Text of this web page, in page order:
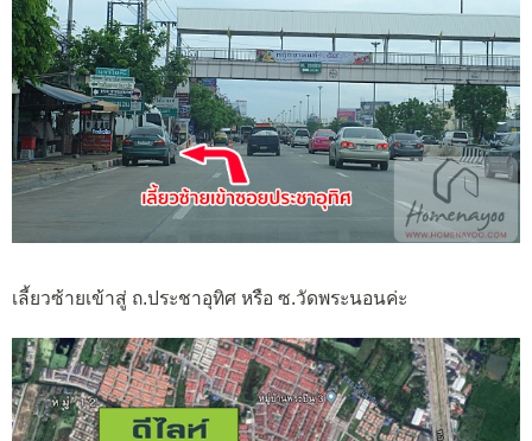
เลี้ยวซ้ายเข้าสู่ ถ.ประชาอุทิศ หรือ ซ.วัดพระนอนค่ะ